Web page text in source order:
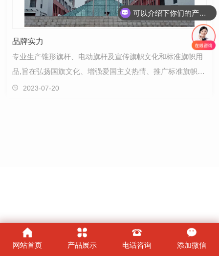
品牌实力
专业生产锥形旗杆、电动旗杆及宣传旗帜文化和标准旗帜用
品,旨在弘扬国旗文化、增强爱国主义热情、推广标准旗帜用
品。2023-07-20
网站首页 产品展示 电话咨询 添加微信
可以介绍下你们的产品么？